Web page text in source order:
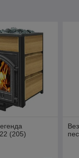
(205)